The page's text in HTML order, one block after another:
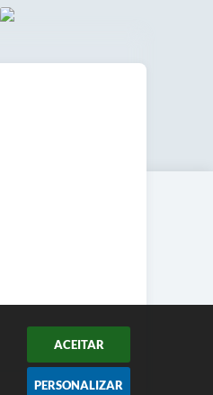
ACEITAR
PERSONALIZAR